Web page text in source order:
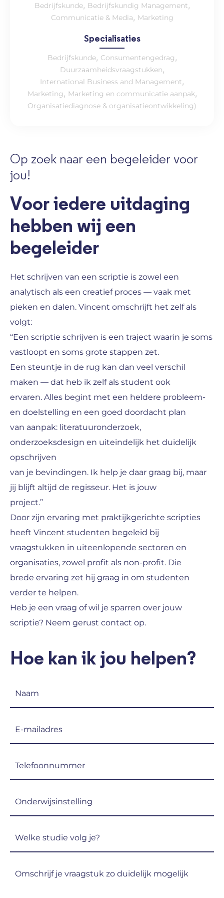
Bedrijfskunde, Bedrijfskundig Management,
Communicatie & Media, Marketing
Specialisaties
Bedrijfskunde, Consumentengedrag ,
Duurzaamheidsvraagstukken,
International Business and Management,
Marketing , Marketing en communicatie aanpak,
Organisatiediagnose & organisatieontwikkeling)
Op zoek naar een begeleider voor
jou!
Voor iedere uitdaging
hebben wij een
begeleider
Het schrijven van een scriptie is zowel een
analytisch als een creatief proces — vaak met
pieken en dalen. Vincent omschrijft het zelf als
volgt:
“Een scriptie schrijven is een traject waarin je soms
vastloopt en soms grote stappen zet.
Een steuntje in de rug kan dan veel verschil
maken — dat heb ik zelf als student ook
ervaren. Alles begint met een heldere probleem-
en doelstelling en een goed doordacht plan
van aanpak: literatuuronderzoek,
onderzoeksdesign en uiteindelijk het duidelijk
opschrijven
van je bevindingen. Ik help je daar graag bij, maar
jij blijft altijd de regisseur. Het is jouw
project.”
Door zijn ervaring met praktijkgerichte scripties
heeft Vincent studenten begeleid bij
vraagstukken in uiteenlopende sectoren en
organisaties, zowel profit als non-profit. Die
brede ervaring zet hij graag in om studenten
verder te helpen.
Heb je een vraag of wil je sparren over jouw
scriptie? Neem gerust contact op.
Hoe kan ik jou helpen?
je?